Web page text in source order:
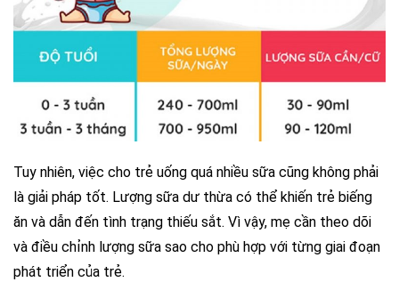
Tuy nhiên, việc cho trẻ uống quá nhiều sữa cũng không phải
là giải pháp tốt. Lượng sữa dư thừa có thể khiến trẻ biếng
ăn và dẫn đến tình trạng thiếu sắt. Vì vậy, mẹ cần theo dõi
và điều chỉnh lượng sữa sao cho phù hợp với từng giai đoạn
phát triển của trẻ.